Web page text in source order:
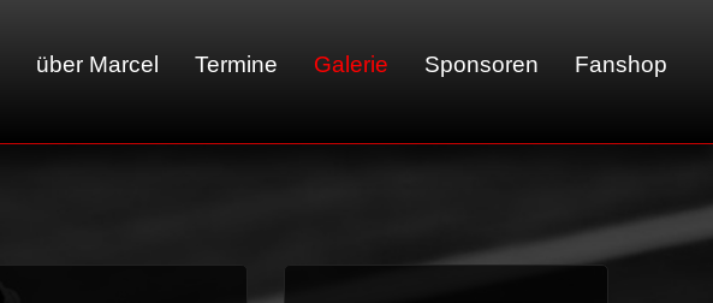
über Marcel Termine Galerie Sponsoren Fanshop